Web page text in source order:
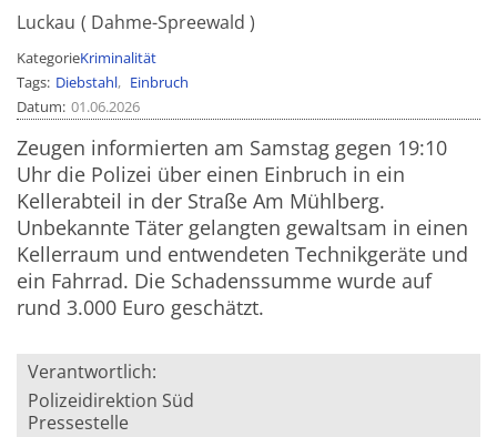
Luckau Dahme-Spreewald
KategorieKriminalität
Tags Diebstahl
Einbruch
Datum 01.06.2026
Zeugen informierten am Samstag gegen 19:10
Uhr die Polizei über einen Einbruch in ein
Kellerabteil in der Straße Am Mühlberg.
Unbekannte Täter gelangten gewaltsam in einen
Kellerraum und entwendeten Technikgeräte und
ein Fahrrad. Die Schadenssumme wurde auf
rund 3.000 Euro geschätzt.
Verantwortlich:
Polizeidirektion Süd
Pressestelle